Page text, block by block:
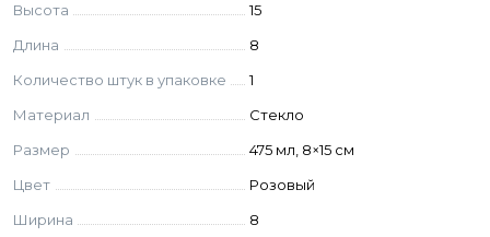
Высота
15
Длина
8
Количество штук в упаковке
1
Материал
Стекло
Размер
475 мл, 8×15 см
Цвет
Розовый
Ширина
8